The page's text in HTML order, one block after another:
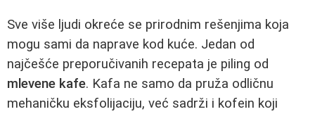
Sve više ljudi okreće se prirodnim rešenjima koja
mogu sami da naprave kod kuće. Jedan od
najčešće preporučivanih recepata je piling od
mlevene kafe. Kafa ne samo da pruža odličnu
mehaničku eksfolijaciju, već sadrži i kofein koji